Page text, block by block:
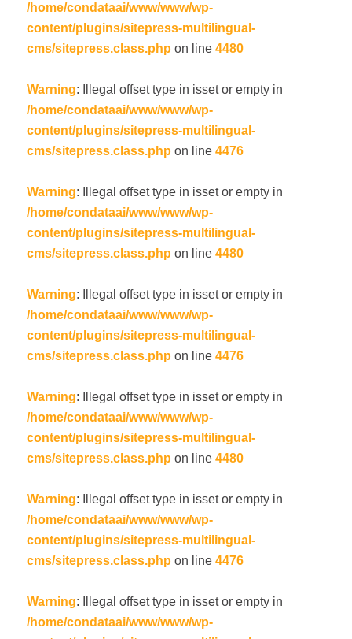
/home/condataai/www/www/wp-
content/plugins/sitepress-multilingual-
cms/sitepress.class.php on line 4480
Warning: Illegal offset type in isset or empty in
/home/condataai/www/www/wp-
content/plugins/sitepress-multilingual-
cms/sitepress.class.php on line 4476
Warning: Illegal offset type in isset or empty in
/home/condataai/www/www/wp-
content/plugins/sitepress-multilingual-
cms/sitepress.class.php on line 4480
Warning: Illegal offset type in isset or empty in
/home/condataai/www/www/wp-
content/plugins/sitepress-multilingual-
cms/sitepress.class.php on line 4476
Warning: Illegal offset type in isset or empty in
/home/condataai/www/www/wp-
content/plugins/sitepress-multilingual-
cms/sitepress.class.php on line 4480
Warning: Illegal offset type in isset or empty in
/home/condataai/www/www/wp-
content/plugins/sitepress-multilingual-
cms/sitepress.class.php on line 4476
Warning: Illegal offset type in isset or empty in
/home/condataai/www/www/wp-